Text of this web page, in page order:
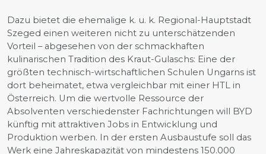
Dazu bietet die ehemalige k. u. k. Regional-Hauptstadt
Szeged einen weiteren nicht zu unterschätzenden
Vorteil – abgesehen von der schmackhaften
kulinarischen Tradition des Kraut-Gulaschs: Eine der
größten technisch-wirtschaftlichen Schulen Ungarns ist
dort beheimatet, etwa vergleichbar mit einer HTL in
Österreich. Um die wertvolle Ressource der
Absolventen verschiedenster Fachrichtungen will BYD
künftig mit attraktiven Jobs in Entwicklung und
Produktion werben. In der ersten Ausbaustufe soll das
Werk eine Jahreskapazität von mindestens 150.000